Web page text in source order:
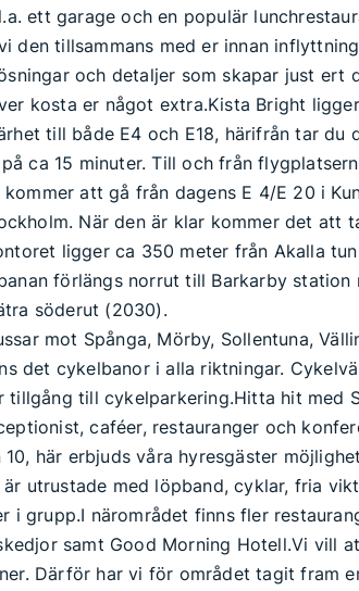
ett garage och en populär
den tillsammans med er innan
och detaljer som skapar just
kosta er något extra.Kista Bright
till både E4 och E18, härifrån tar
ca 15 minuter. Till och från
att gå från dagens E 4/E 20 i
När den är klar kommer det att
ligger ca 350 meter från Akalla
förlängs norrut till Barkarby
söderut (2030).
mot Spånga, Mörby, Sollentuna,
det cykelbanor i alla riktningar.
tillgång till cykelparkering.Hitta hit med
caféer, restauranger och
10, här erbjuds våra hyresgäster
utrustade med löpband, cyklar, fria
i grupp.I närområdet finns fler
samt Good Morning Hotell.Vi vill
Därför har vi för området tagit fram